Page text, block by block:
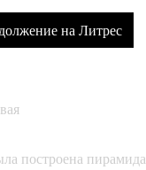
на Литрес
построена пирамида